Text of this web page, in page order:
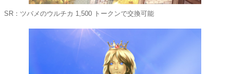
SR：ツバメのウルチカ 1,500 トークンで交換可能